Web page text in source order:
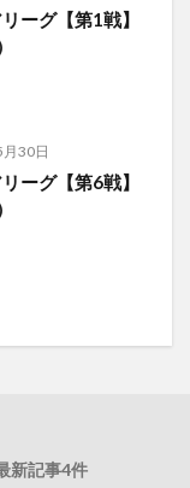
ーグ【第1戦】
30日
ーグ【第6戦】
新記事4件